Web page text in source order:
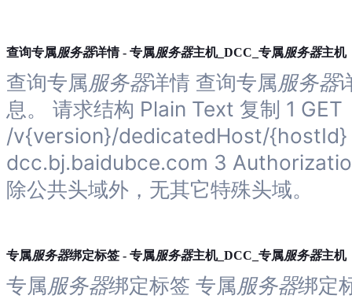
查询专属服务器详情 - 专属服务器主机_DCC_专属服务器主机
查询专属服务器详情 查询专属服务器
息。 请求结构 Plain Text 复制 1 GET
/v{version}/dedicatedHost/{hostId}
dcc.bj.baidubce.com 3
除公共头域外，无其它特殊头域。
专属服务器绑定标签 - 专属服务器主机_DCC_专属服务器主机
专属服务器绑定标签 专属服务器绑定